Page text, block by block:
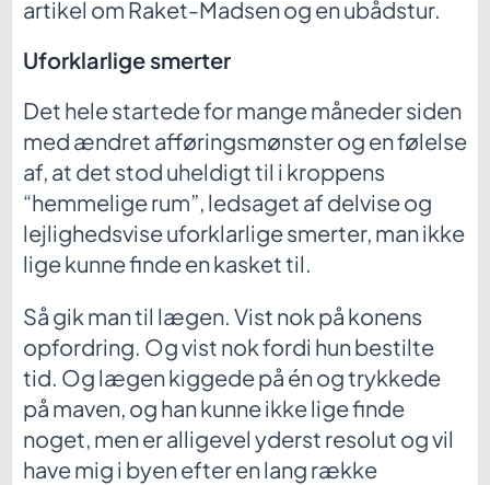
artikel om Raket-Madsen og en ubådstur.
Uforklarlige smerter
Det hele startede for mange måneder siden
med ændret afføringsmønster og en følelse
af, at det stod uheldigt til i kroppens
“hemmelige rum”, ledsaget af delvise og
lejlighedsvise uforklarlige smerter, man ikke
lige kunne finde en kasket til.
Så gik man til lægen. Vist nok på konens
opfordring. Og vist nok fordi hun bestilte
tid. Og lægen kiggede på én og trykkede
på maven, og han kunne ikke lige finde
noget, men er alligevel yderst resolut og vil
have mig i byen efter en lang række